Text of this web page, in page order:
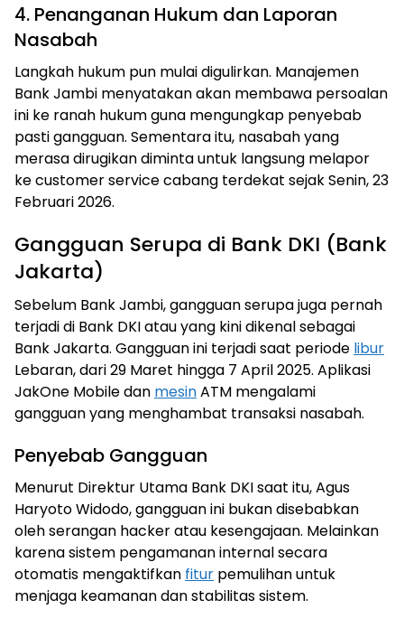
4. Penanganan Hukum dan Laporan
Nasabah
Langkah hukum pun mulai digulirkan. Manajemen
Bank Jambi menyatakan akan membawa persoalan
ini ke ranah hukum guna mengungkap penyebab
pasti gangguan. Sementara itu, nasabah yang
merasa dirugikan diminta untuk langsung melapor
ke customer service cabang terdekat sejak Senin, 23
Februari 2026.
Gangguan Serupa di Bank DKI (Bank
Jakarta)
Sebelum Bank Jambi, gangguan serupa juga pernah
terjadi di Bank DKI atau yang kini dikenal sebagai
Bank Jakarta. Gangguan ini terjadi saat periode libur
Lebaran, dari 29 Maret hingga 7 April 2025. Aplikasi
JakOne Mobile dan mesinATM mengalami
gangguan yang menghambat transaksi nasabah.
Penyebab Gangguan
Menurut Direktur Utama Bank DKI saat itu, Agus
Haryoto Widodo, gangguan ini bukan disebabkan
oleh serangan hacker atau kesengajaan. Melainkan
karena sistem pengamanan internal secara
otomatis mengaktifkan fitur pemulihan untuk
menjaga keamanan dan stabilitas sistem.